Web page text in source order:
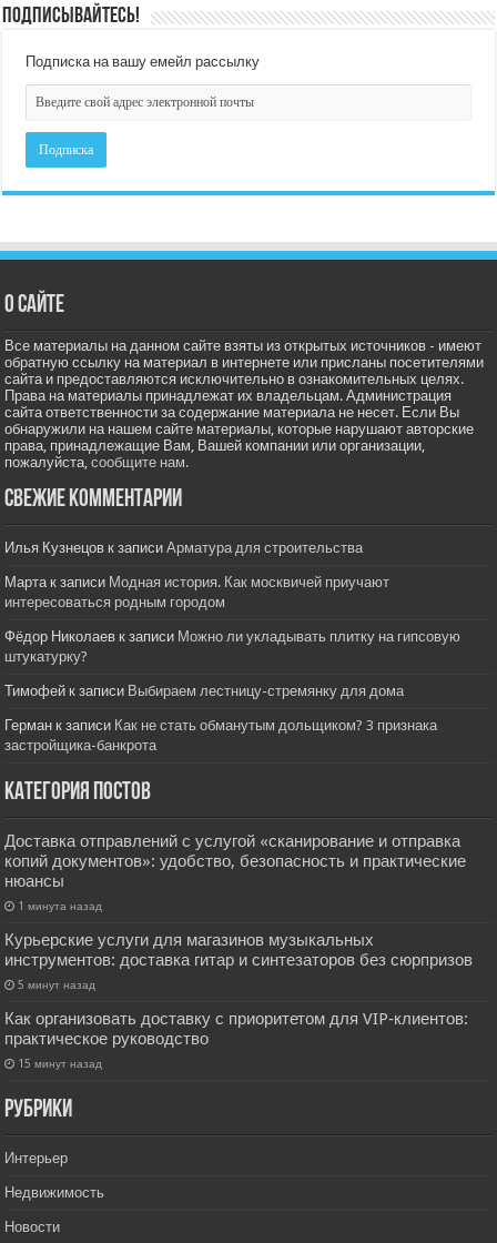
Подписывайтесь!
Подписка на вашу емейл рассылку
О сайте
Все материалы на данном сайте взяты из открытых источников - имеют
обратную ссылку на материал в интернете или присланы посетителями
сайта и предоставляются исключительно в ознакомительных целях.
Права на материалы принадлежат их владельцам. Администрация
сайта ответственности за содержание материала не несет. Если Вы
обнаружили на нашем сайте материалы, которые нарушают авторские
права, принадлежащие Вам, Вашей компании или организации,
пожалуйста,сообщите нам.
Свежие комментарии
Илья Кузнецов к записиАрматура для строительства
Мартак записи Модная история. Как москвичей приучают
интересоваться родным городом
Фёдор Николаев к записи Можно ли укладывать плитку на гипсовую
штукатурку?
Тимофей к записи Выбираем лестницу-стремянку для дома
Герман к записи Как не стать обманутым дольщиком? 3 признака
застройщика-банкрота
Категория постов
Доставка отправлений с услугой «сканирование и отправка
копий документов»: удобство, безопасность и практические
нюансы
1 минута назад
Курьерские услуги для магазинов музыкальных
инструментов: доставка гитар и синтезаторов без сюрпризов
5 минут назад
Как организовать доставку с приоритетом для VIP‑клиентов:
практическое руководство
15 минут назад
РУбрики
Интерьер
Недвижимость
Новости